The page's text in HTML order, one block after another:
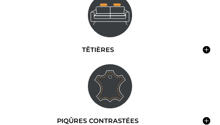
TÊTIÈRES
PIQÛRES CONTRASTÉES